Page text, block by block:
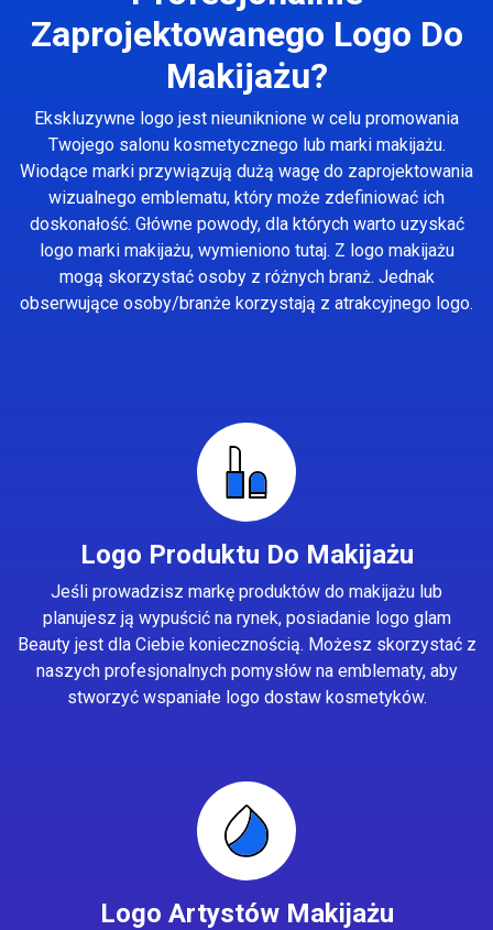
Zaprojektowanego Logo Do
Makijażu?
Ekskluzywne logo jest nieuniknione w celu promowania
Twojego salonu kosmetycznego lub marki makijażu.
Wiodące marki przywiązują dużą wagę do zaprojektowania
wizualnego emblematu, który może zdefiniować ich
doskonałość. Główne powody, dla których warto uzyskać
logo marki makijażu, wymieniono tutaj. Z logo makijażu
mogą skorzystać osoby z różnych branż. Jednak
obserwujące osoby/branże korzystają z atrakcyjnego logo.
Logo Produktu Do Makijażu
Jeśli prowadzisz markę produktów do makijażu lub
planujesz ją wypuścić na rynek, posiadanie logo glam
Beauty jest dla Ciebie koniecznością. Możesz skorzystać z
naszych profesjonalnych pomysłów na emblematy, aby
stworzyć wspaniałe logo dostaw kosmetyków.
Logo Artystów Makijażu